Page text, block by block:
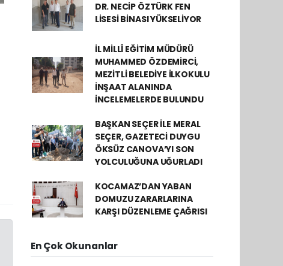
DR. NECİP ÖZTÜRK FEN
LİSESİ BİNASI YÜKSELİYOR
İL MİLLÎ EĞİTİM MÜDÜRÜ
MUHAMMED ÖZDEMİRCİ,
MEZİTLİ BELEDİYE İLKOKULU
İNŞAAT ALANINDA
İNCELEMELERDE BULUNDU
BAŞKAN SEÇER İLE MERAL
SEÇER, GAZETECİ DUYGU
ÖKSÜZ CANOVA’YI SON
YOLCULUĞUNA UĞURLADI
KOCAMAZ’DAN YABAN
DOMUZU ZARARLARINA
KARŞI DÜZENLEME ÇAĞRISI
En Çok Okunanlar